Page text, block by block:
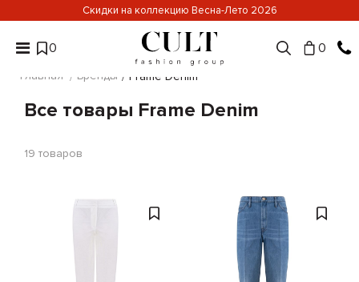
Скидки на коллекцию Весна-Лето 2026
0 0
Главная Бренды Frame Denim
Все товары Frame Denim
19 товаров